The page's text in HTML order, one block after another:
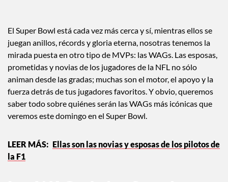
00:00Tiempo transcurrido: 0 segundos 00:35
El Super Bowl está cada vez más cerca y sí, mientras ellos se
juegan anillos, récords y gloria eterna, nosotras tenemos la
mirada puesta en otro tipo de MVPs: las WAGs. Las esposas,
prometidas y novias de los jugadores de la NFL no sólo
animan desde las gradas; muchas son el motor, el apoyo y la
saber todo sobre quiénes serán las WAGs más icónicas que
veremos este domingo en el Super Bowl.